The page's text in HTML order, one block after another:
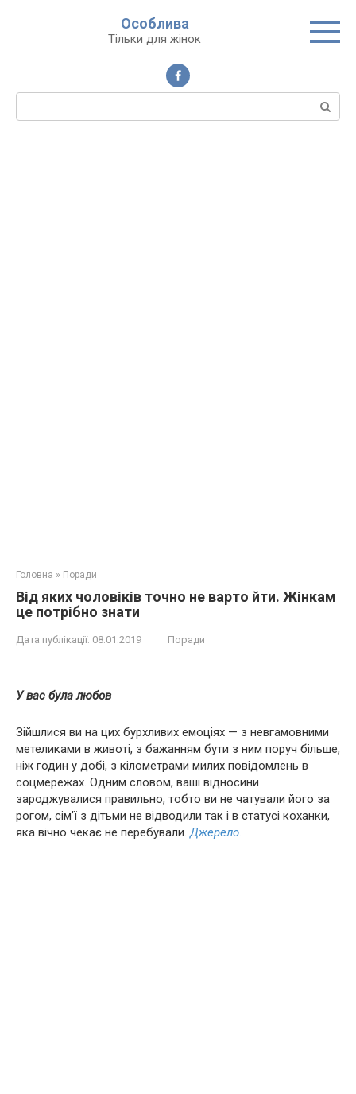
Особлива
Тільки для жінок
Пошук:
Головна » Поради
Від яких чоловіків точно не варто йти. Жінкам
це потрібно знати
Дата публікації: 08.01.2019 Поради
У вас була любов
Зійшлися ви на цих бурхливих емоціях — з невгамовними
метеликами в животі, з бажанням бути з ним поруч більше,
ніж годин у добі, з кілометрами милих повідомлень в
соцмережах. Одним словом, ваші відносини
зароджувалися правильно, тобто ви не чатували його за
рогом, сім’ї з дітьми не відводили так і в статусі коханки,
яка вічно чекає не перебували.Джерело.